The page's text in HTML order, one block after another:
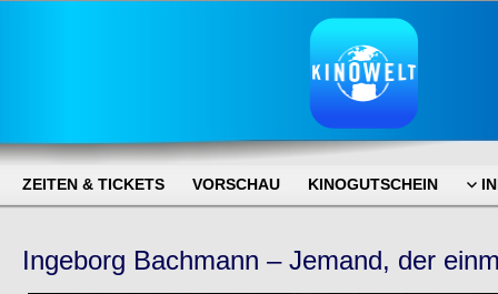
ZEITEN & TICKETS VORSCHAU KINOGUTSCHEIN
Ingeborg Bachmann – Jemand, der